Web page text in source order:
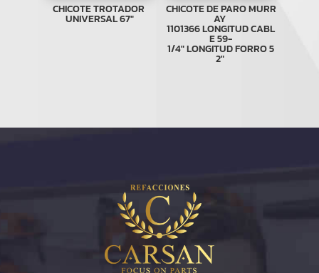
CHICOTE TROTADOR
UNIVERSAL 67″
CHICOTE DE PARO MURR
AY
1101366 LONGITUD CABL
E 59-
1/4″ LONGITUD FORRO 5
2″